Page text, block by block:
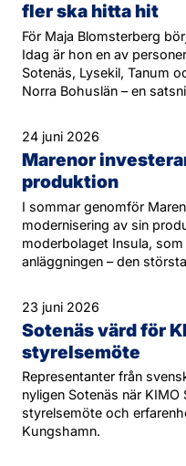
fler ska hitta hit
För Maja Blomsterberg
Idag är hon en av
Sotenäs, Lysekil, Tanum
Norra Bohuslän – en
24 juni 2026
Marenor
produktion
I sommar genomför
modernisering av sin
moderbolaget Insula,
anläggningen – den
23 juni 2026
Sotenäs värd för
styrelsemöte
Representanter från
nyligen Sotenäs när
styrelsemöte och
Kungshamn.